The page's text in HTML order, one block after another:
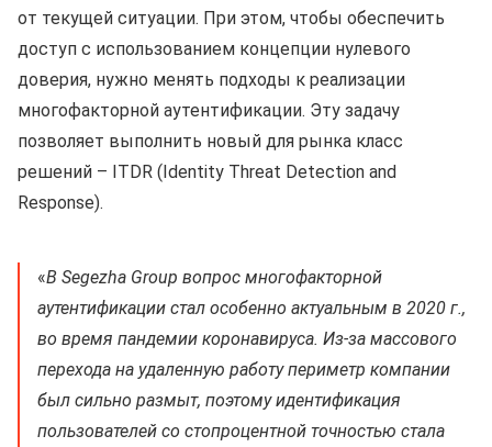
от текущей ситуации. При этом, чтобы обеспечить
доступ с использованием концепции нулевого
доверия, нужно менять подходы к реализации
многофакторной аутентификации. Эту задачу
позволяет выполнить новый для рынка класс
решений – ITDR (Identity Threat Detection and
Response).
«В Segezha Group вопрос многофакторной
аутентификации стал особенно актуальным в 2020 г.,
во время пандемии коронавируса. Из-за массового
перехода на удаленную работу периметр компании
был сильно размыт, поэтому идентификация
пользователей со стопроцентной точностью стала